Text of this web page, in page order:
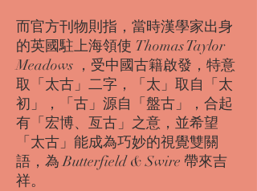
而官方刊物則指，當時漢學家出身
的英國駐上海領使 Thomas Taylor
Meadows ，受中國古籍啟發，特意
取「太古」二字，「太」取自「太
初」，「古」源自「盤古」，合起
有「宏博、亙古」之意，並希望
「太古」能成為巧妙的視覺雙關
語，為 Butterfield & Swire 帶來吉
祥。